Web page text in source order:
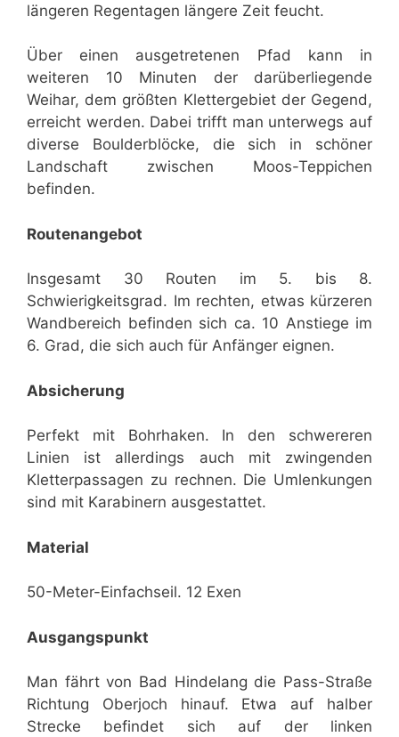
längeren Regentagen längere Zeit feucht.
Über einen ausgetretenen Pfad kann in
weiteren 10 Minuten der darüberliegende
Weihar, dem größten Klettergebiet der Gegend,
erreicht werden. Dabei trifft man unterwegs auf
diverse Boulderblöcke, die sich in schöner
Landschaft zwischen Moos-Teppichen
befinden.
Routenangebot
Insgesamt 30 Routen im 5. bis 8.
Schwierigkeitsgrad. Im rechten, etwas kürzeren
Wandbereich befinden sich ca. 10 Anstiege im
6. Grad, die sich auch für Anfänger eignen.
Absicherung
Perfekt mit Bohrhaken. In den schwereren
Linien ist allerdings auch mit zwingenden
Kletterpassagen zu rechnen. Die Umlenkungen
sind mit Karabinern ausgestattet.
Material
50-Meter-Einfachseil. 12 Exen
Ausgangspunkt
Man fährt von Bad Hindelang die Pass-Straße
Richtung Oberjoch hinauf. Etwa auf halber
Strecke befindet sich auf der linken